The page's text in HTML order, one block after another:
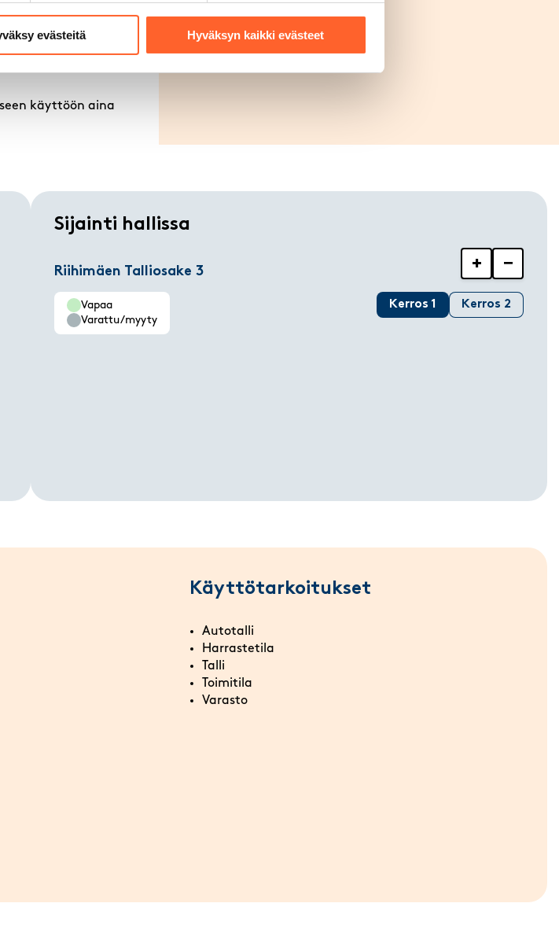
evästeitä Hyväksyn kaikki evästeet
käyttöön aina
Sijainti hallissa
Riihimäen Talliosake 3 + −
Vapaa
Varattu/myyty
Kerros 1 Kerros 2
Käyttötarkoitukset
Autotalli
Harrastetila
Talli
Toimitila
Varasto